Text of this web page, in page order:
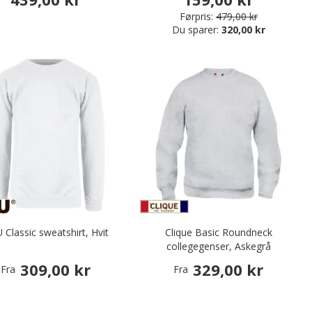
Førpris: 479,00 kr
Du sparer: 320,00 kr
Classic sweatshirt, Hvit
Fra 309,00 kr
Clique Basic Roundneck
collegegenser, Askegrå
Fra 329,00 kr